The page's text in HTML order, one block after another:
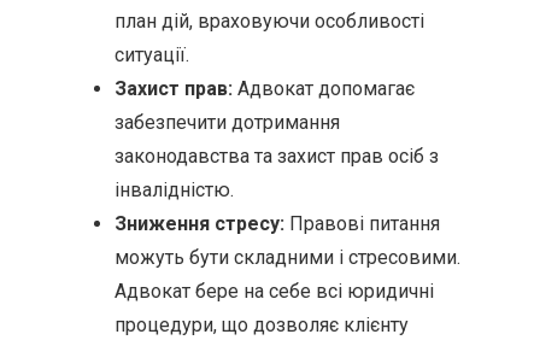
план дій, враховуючи особливості
ситуації.
Захист прав: Адвокат допомагає
забезпечити дотримання
законодавства та захист прав осіб з
інвалідністю.
Зниження стресу: Правові питання
можуть бути складними і стресовими.
Адвокат бере на себе всі юридичні
процедури, що дозволяє клієнту